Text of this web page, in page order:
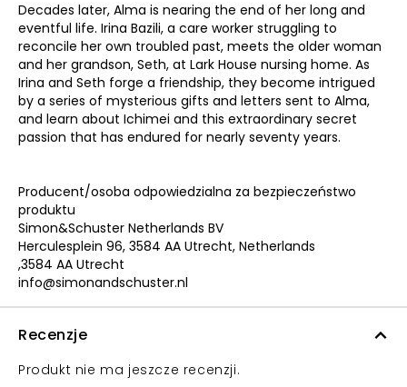
Decades later, Alma is nearing the end of her long and
eventful life. Irina Bazili, a care worker struggling to
reconcile her own troubled past, meets the older woman
and her grandson, Seth, at Lark House nursing home. As
Irina and Seth forge a friendship, they become intrigued
by a series of mysterious gifts and letters sent to Alma,
and learn about Ichimei and this extraordinary secret
passion that has endured for nearly seventy years.
Producent/osoba odpowiedzialna za bezpieczeństwo
produktu
Simon&Schuster Netherlands BV
Herculesplein 96, 3584 AA Utrecht, Netherlands
,3584 AA Utrecht
info@simonandschuster.nl
Recenzje
Produkt nie ma jeszcze recenzji.